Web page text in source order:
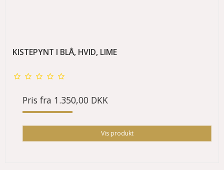
KISTEPYNT I BLÅ, HVID, LIME
Pris fra 1.350,00 DKK
Vis produkt